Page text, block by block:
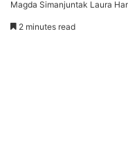
Magda Simanjuntak Laura
2 minutes read